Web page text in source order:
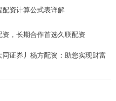
资计算公式表详解
，长期合作首选久联配资
证券丿杨方配资：助您实现财富